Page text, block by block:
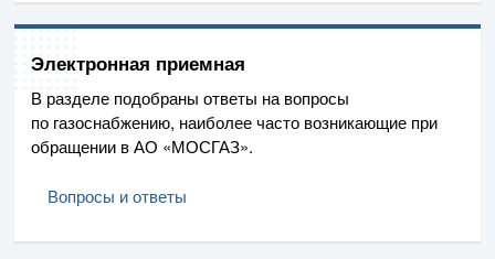
Электронная приемная
В разделе подобраны ответы на вопросы
по газоснабжению, наиболее часто возникающие при
обращении вАО «МОСГАЗ».
Вопросы и ответы